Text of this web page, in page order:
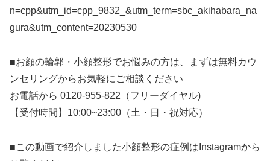
n=cpp&utm_id=cpp_9832_&utm_term=sbc_akihabara_na
gura&utm_content=20230530
■お顔の輪郭・小顔整形でお悩みの方は、まずは無料カウ
ンセリングからお気軽にご相談ください
お電話から 0120-955-822（フリーダイヤル)
【受付時間】10:00~23:00（土・日・祝対応）
■この動画で紹介しました小顔整形の症例はInstagramから